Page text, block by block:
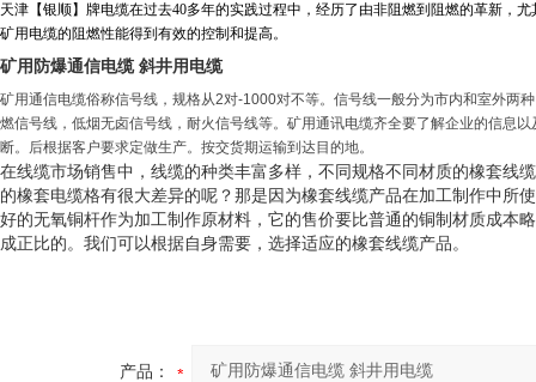
天津【银顺】牌电缆在过去40多年的实践过程中，经历了由非阻燃到阻燃的革新，
矿用电缆的阻燃性能得到有效的控制和提高。
矿用防爆通信电缆 斜井用电缆
矿用通信电缆俗称信号线，规格从2对-1000对不等。信号线一般分为市内和室外两
燃信号线，低烟无卤信号线，耐火信号线等。矿用通讯电缆齐全要了解企业的信息
断。后根据客户要求定做生产。按交货期运输到达目的地。
在线缆市场销售中，线缆的种类丰富多样，不同规格不同材质的橡套线
的橡套电缆格有很大差异的呢？那是因为橡套线缆产品在加工制作中所
好的无氧铜杆作为加工制作原材料，它的售价要比普通的铜制材质成本
成正比的。我们可以根据自身需要，选择适应的橡套线缆产品。
产品：